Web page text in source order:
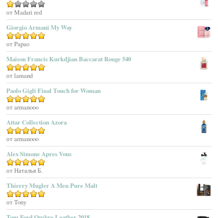
Aerin Lauder
Aether
Affinessence
Afnan Perfumes
Agatha Ruiz De La Prada
Agatho Parfum
Agent Provocateur
Agnes B
Agonist
Ahjaar
Aigner
Aj Arabia (Widian)
Ajmal
Akro
Al Hamatt
Оценка
1
из
5
от Madari red
Giorgio Armani My Way
Оценка5
от Papao
Maison Francis Kurkdjian Baccarat Rouge 540
Оценка5из 5
от lamand
Paolo Gigli Final Touch for Woman
Оценка5из 5
от armanooo
Attar Collection Azora
Оценка5из 5
от armanooo
Alex Simone Apres Vous
Оценка5из 5
от Наталья Б.
Thierry Mugler A Men Pure Malt
Оценка
от Tony